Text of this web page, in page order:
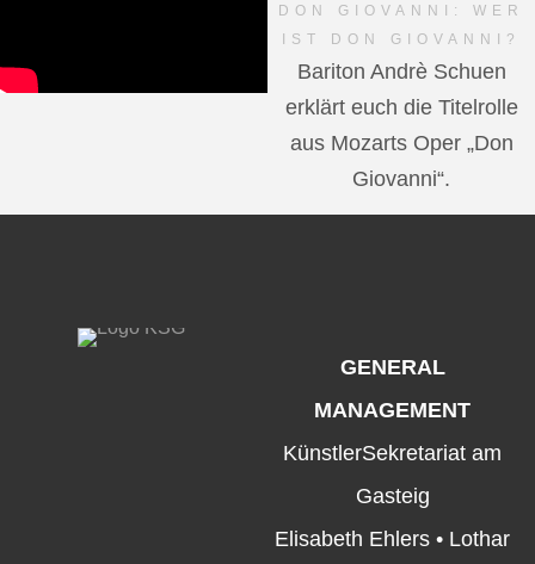
DON GIOVANNI: WER
IST DON GIOVANNI?
Bariton Andrè Schuen
erklärt euch die Titelrolle
aus Mozarts Oper „Don
Giovanni“.
GENERAL
MANAGEMENT
KünstlerSekretariat am
Gasteig
Elisabeth Ehlers • Lothar